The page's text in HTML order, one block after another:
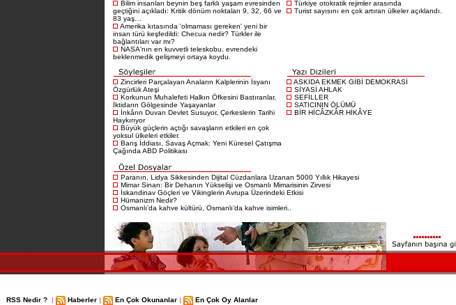
Bilim insanları beynin beş farklı yaşam evresinden
geçtiğini açıkladı: Kritik dönüm noktaları 9, 32, 66 ve
83 yaş…
Amerika kıtasında 'olmaması gereken' yeni bir
insan türü keşfedildi: Checua nedir? Türkler ile
bağlantıları var mı?
NASA'nın en kuvvetli teleskobu, evrendeki
beklenmedik gelişmeyi ortaya koydu.
Türkiye otokratik rejimler arasında
Turist sayısını en çok artıran ülkeler açıklandı.
Zincirleri Parçalayan Anaların Kalplerinin İsyanı
Özgürlük Ateşi
Korkunun Muhalefeti Halkın Öfkesini Bastıranlar,
İktidarın Gölgesinde Yaşayanlar
İnkârın Duvarı Devlet Susuyor, Çerkeslerin Tarihi
Haykırıyor
Büyük güçlerin açtığı savaşların etkileri en çok
yoksul ülkeleri etkiler.
Barış İddiası, Savaş Açmak: Yeni Küresel Çatışma
Çağında ABD Politikası
ASKIDA EKMEK GİBİ DEMOKRASİ
SİYASİ AHLAK
SEFİLLER
SATICININ ÖLÜMÜ
BİR HİCÂZKÂR HİKÂYE
Paranın, Lidya Sikkesinden Dijital Cüzdanlara Uzanan 5000 Yıllık Hikayesi
Mimar Sinan: Bir Dehanın Yükselişi ve Osmanlı Mimarisinin Zirvesi
İskandinav Göçleri ve Vikinglerin Avrupa Üzerindeki Etkisi
Hümanizm Nedir?
Osmanlı’da kahve kültürü, Osmanlı’da kahve isimleri..
RSS Nedir ? | Haberler | En Çok Okunanlar | En Çok Oy Alanlar